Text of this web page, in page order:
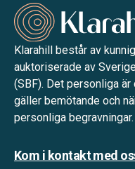
Klarahill består av
auktoriserade av
(SBF). Det personliga
gäller bemötande och
personliga begravningar.
Kom i kontakt med